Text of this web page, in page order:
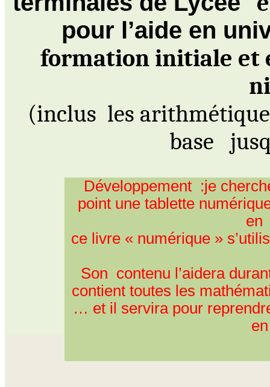
pour l’aide en
formationinitiale et
(inclus les
base
Développement :je
point une tablette
en
ce livre « numérique »
Son contenu l’aidera
contient toutes les
… et il servira pour